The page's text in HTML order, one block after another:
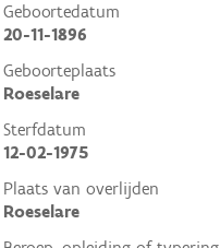
Geboortedatum
20-11-1896
Geboorteplaats
Roeselare
Sterfdatum
12-02-1975
Plaats van overlijden
Roeselare